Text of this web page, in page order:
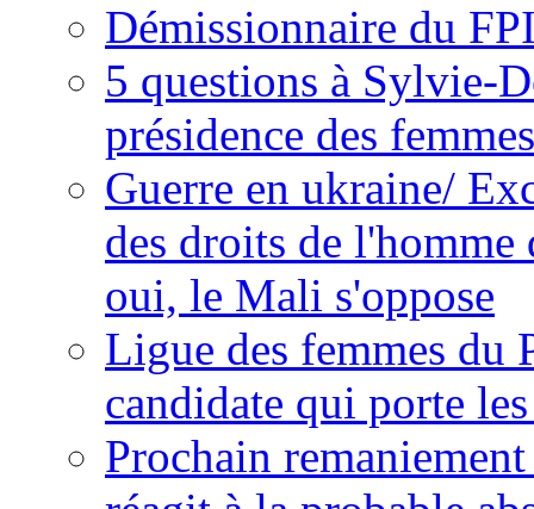
Démissionnaire du
5 questions à Sylvie-
présidence des
Guerre en ukraine/
des droits de
oui, le Mali s'oppose
Ligue des femmes du
candidate qui porte
Prochain